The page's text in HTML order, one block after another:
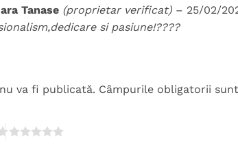
la Tanase (proprietar verificat) – 25/02/
si pasiune!????
va fi publicată. Câmpurile obligatorii